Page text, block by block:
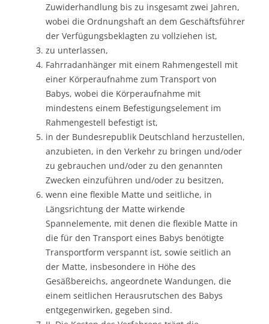
Zuwiderhandlung bis zu insgesamt zwei Jahren,
wobei die Ordnungshaft an dem Geschäftsführer
der Verfügungsbeklagten zu vollziehen ist,
zu unterlassen,
Fahrradanhänger mit einem Rahmengestell mit
einer Körperaufnahme zum Transport von
Babys, wobei die Körperaufnahme mit
mindestens einem Befestigungselement im
Rahmengestell befestigt ist,
in der Bundesrepublik Deutschland herzustellen,
anzubieten, in den Verkehr zu bringen und/oder
zu gebrauchen und/oder zu den genannten
Zwecken einzuführen und/oder zu besitzen,
wenn eine flexible Matte und seitliche, in
Längsrichtung der Matte wirkende
Spannelemente, mit denen die flexible Matte in
die für den Transport eines Babys benötigte
Transportform verspannt ist, sowie seitlich an
der Matte, insbesondere in Höhe des
Gesäßbereichs, angeordnete Wandungen, die
einem seitlichen Herausrutschen des Babys
entgegenwirken, gegeben sind.